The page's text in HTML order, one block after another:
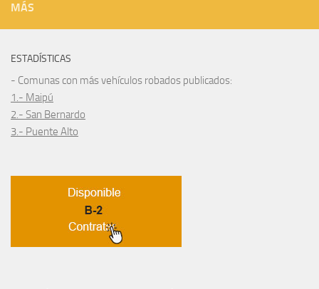
MÁS
ESTADÍSTICAS
- Comunas con más vehículos robados publicados:
1.- Maipú
2.- San Bernardo
3.- Puente Alto